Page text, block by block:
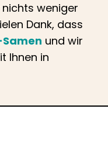
weniger
Dank, dass
und wir
Ihnen in